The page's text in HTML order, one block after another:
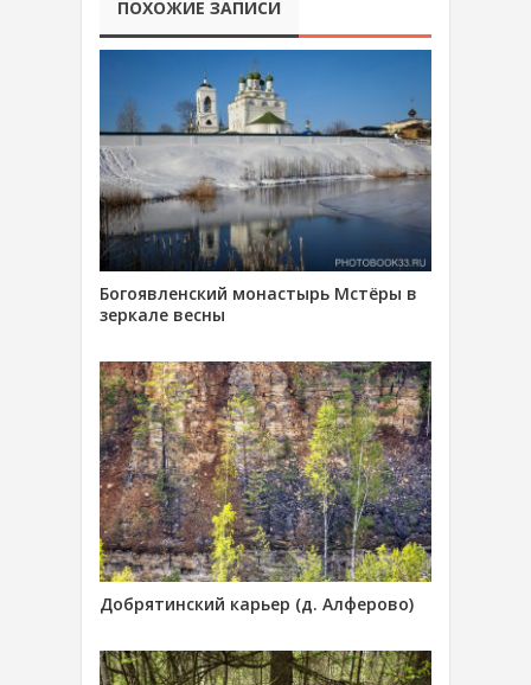
ПОХОЖИЕ ЗАПИСИ
Богоявленский монастырь Мстёры в
зеркале весны
Добрятинский карьер (д. Алферово)